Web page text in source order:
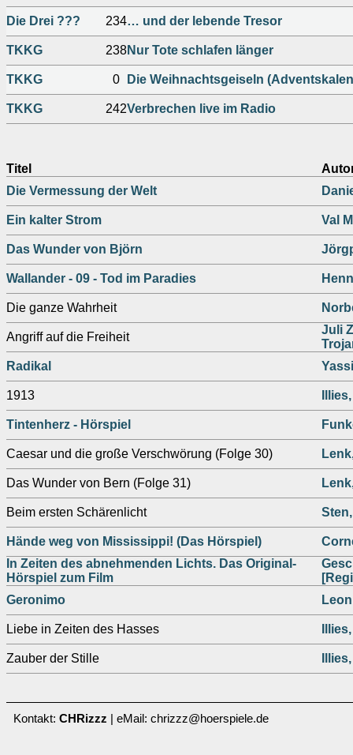
Die Drei ??? 234… und der lebende Tresor
TKKG 238Nur Tote schlafen länger
TKKG 0 Die Weihnachtsgeiseln
TKKG 242Verbrechen live im Radio
Titel
Die Vermessung der Welt
Ein kalter Strom Val
Das Wunder von Björn
Wallander - 09 - Tod im Paradies
Die ganze Wahrheit
Angriff auf die Freiheit
Juli
Radikal
1913
Tintenherz - Hörspiel
Caesar und die große Verschwörung (Folge 30)
Das Wunder von Bern (Folge 31)
Beim ersten Schärenlicht
Hände weg von Mississippi! (Das Hörspiel)
In Zeiten des abnehmenden Lichts. Das Original-
Hörspiel zum Film
Geronimo
Liebe in Zeiten des Hasses
Zauber der Stille
Kontakt: CHRizzz | eMail: chrizzz@hoerspiele.de